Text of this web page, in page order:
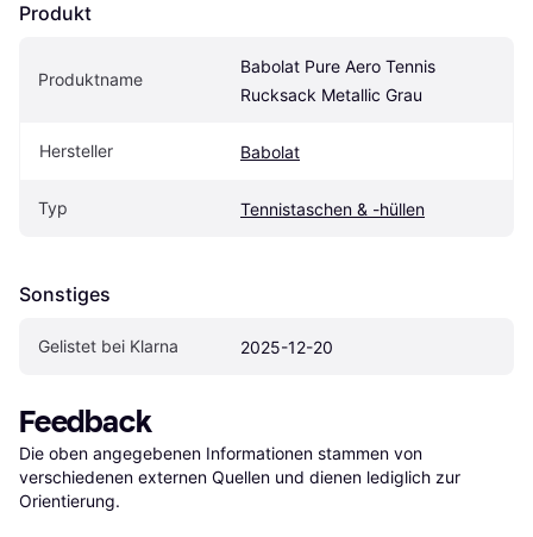
Produkt
Produktname
Babolat Pure Aero Tennis
Rucksack Metallic Grau
Hersteller Babolat
Typ Tennistaschen & -hüllen
Sonstiges
Gelistet bei Klarna 2025-12-20
Feedback
Die oben angegebenen Informationen stammen von
verschiedenen externen Quellen und dienen lediglich zur
Orientierung.